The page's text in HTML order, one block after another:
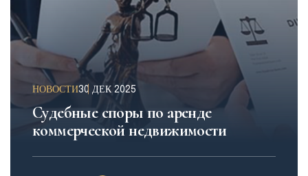
НОВОСТИ30 ДЕК 2025
Судебные споры по аренде
коммерческой недвижимости